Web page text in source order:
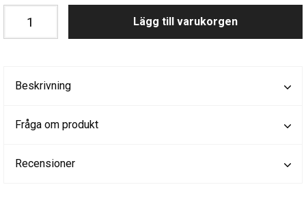
Lägg till varukorgen
Beskrivning
Fråga om produkt
Recensioner